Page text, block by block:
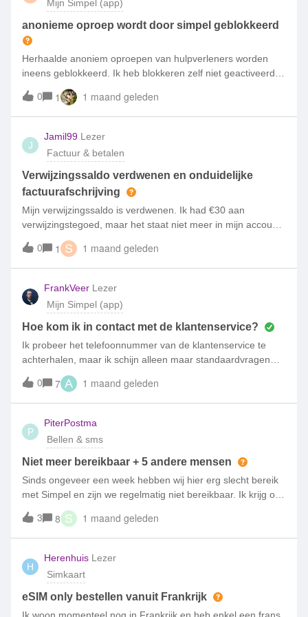
Mijn Simpel (app)
anonieme oproep wordt door simpel geblokkeerd
Herhaalde anoniem oproepen van hulpverleners worden
ineens geblokkeerd. Ik heb blokkeren zelf niet geactiveerd.
Lastig want mijn man is in het buitenland ziek geworden.
Vraag aan Simpel: willen jullie de instellingen van mijn
mobiel abonnement checken?
0 1 1 maand geleden
J
Jamil99 Lezer
Factuur & betalen
Verwijzingssaldo verdwenen en onduidelijke
factuurafschrijving
Mijn verwijzingssaldo is verdwenen. Ik had €30 aan
verwijzingstegoed, maar het staat niet meer in mijn account.
Waarom is het verdwenen? Ik zie ook dat het bedrag van
mijn volgende factuur van mijn bankrekening wordt
afgeschreven. Kunt u dit uitleggen?
0 1 S 1 maand geleden
FrankVeer Lezer
Mijn Simpel (app)
Hoe kom ik in contact met de klantenservice?
Ik probeer het telefoonnummer van de klantenservice te
achterhalen, maar ik schijn alleen maar standaardvragen
aan te kunnen klikken of naar deze community te kunnen
gaan. Iemand een telefoonnummer?
0 7 A 1 maand geleden
P
PiterPostma
Bellen & sms
Niet meer bereikbaar + 5 andere mensen
Sinds ongeveer een week hebben wij hier erg slecht bereik
met Simpel en zijn we regelmatig niet bereikbaar. Ik krijg ook
geen meldingen van gemiste oproepen of voicemail
binnen.Het gaat niet alleen om mij: ook 4 familieleden en
zelfs de buurvrouw, allemaal met Simpel, hebben precies
hetzelfde probleem in deze buurt. Daarom lijkt het mij sterk
dat het aan mijn telefoon of simkaart ligt. We hebben een
bedrijf en krijgen ook de terug koppeling van klanten dat we
niet bereikbaar zijn op onze 06 nummers.Op de
dekkingskaart staat bovendien dat het bereik hier gewoon
3 8 S 1 maand geleden
H
Herenhuis Lezer
Simkaart
eSIM only bestellen vanuit Frankrijk